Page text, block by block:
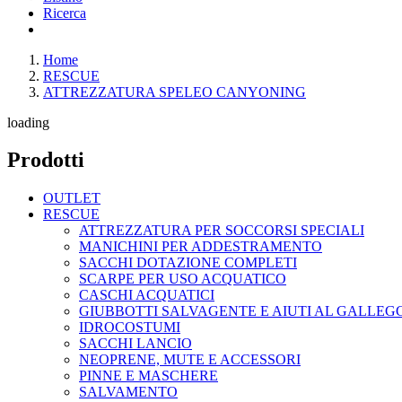
Ricerca
Home
RESCUE
ATTREZZATURA SPELEO CANYONING
loading
Prodotti
OUTLET
RESCUE
ATTREZZATURA PER SOCCORSI SPECIALI
MANICHINI PER ADDESTRAMENTO
SACCHI DOTAZIONE COMPLETI
SCARPE PER USO ACQUATICO
CASCHI ACQUATICI
GIUBBOTTI SALVAGENTE E AIUTI AL
IDROCOSTUMI
SACCHI LANCIO
NEOPRENE, MUTE E ACCESSORI
PINNE E MASCHERE
SALVAMENTO